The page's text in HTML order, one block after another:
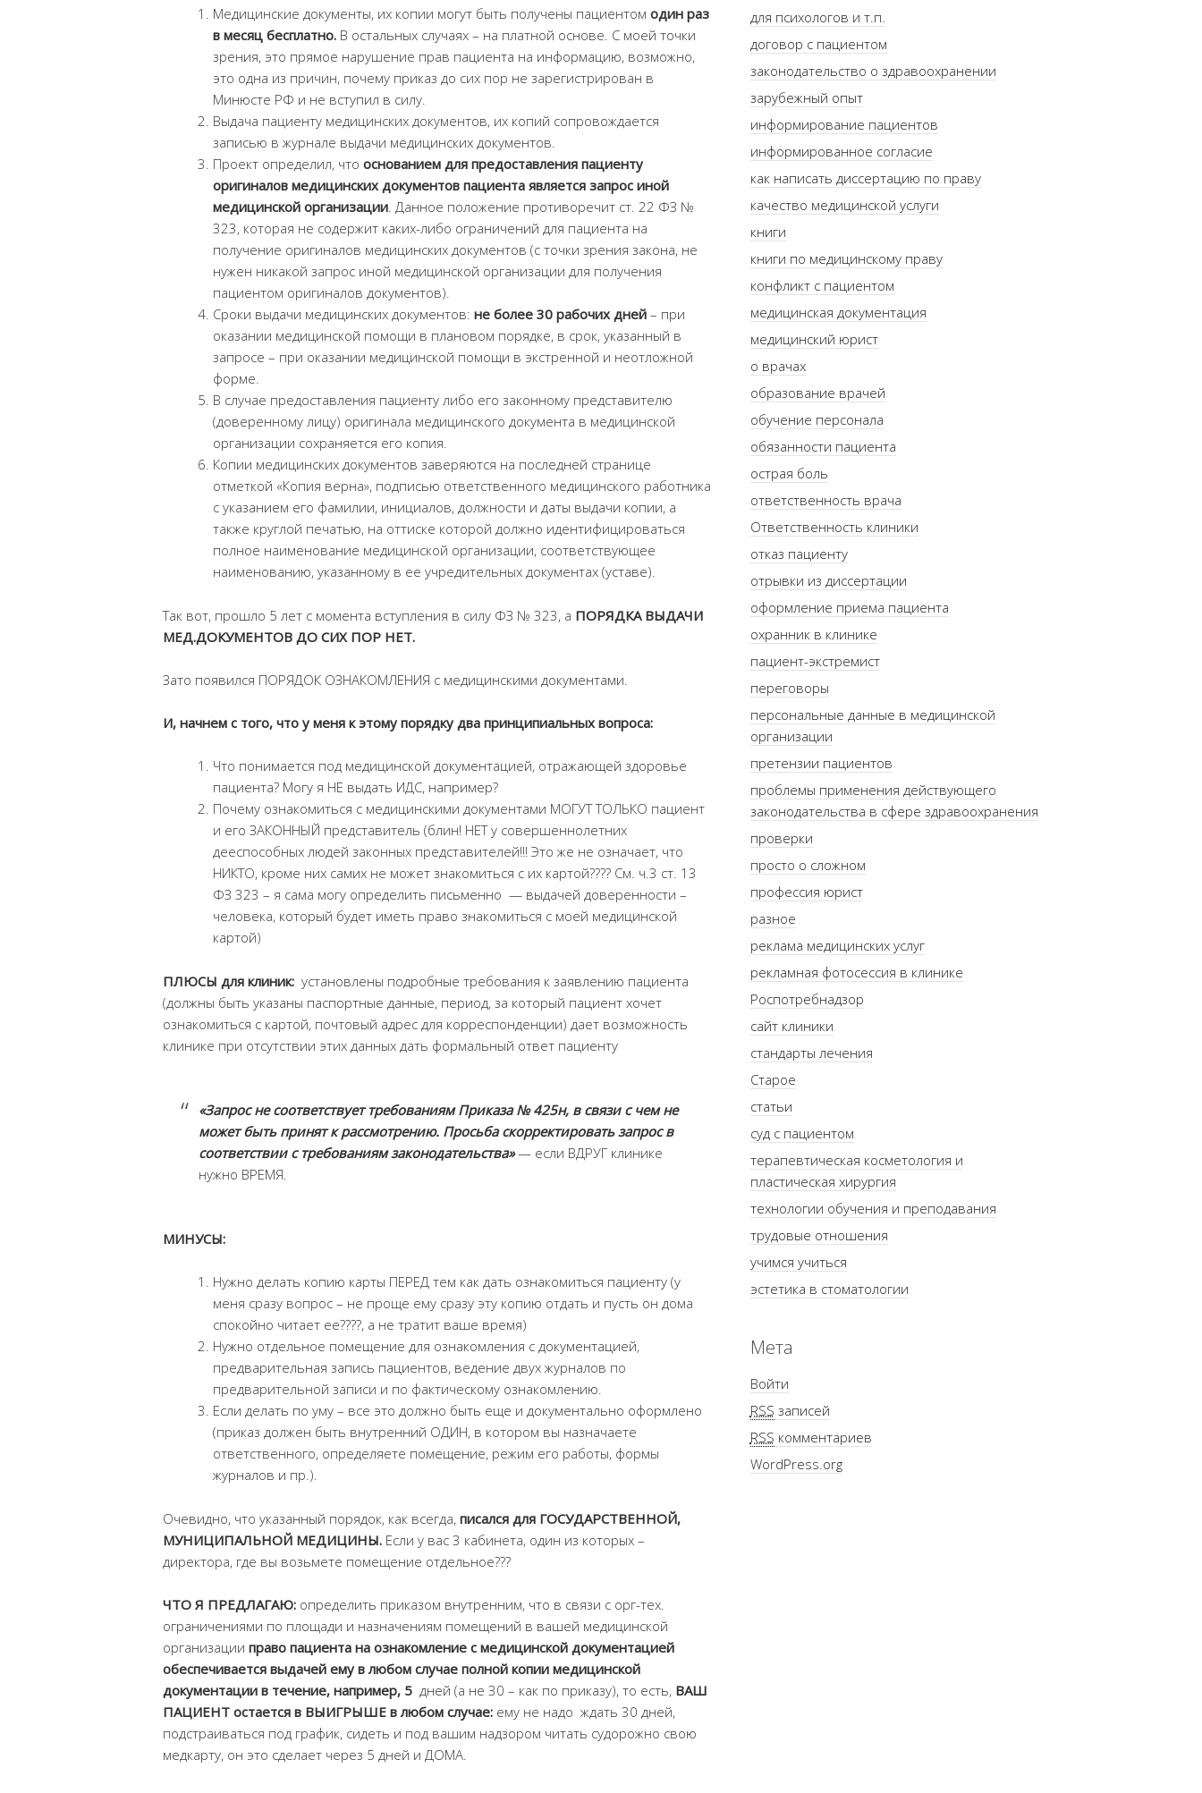
Медицинские документы, их копии могут быть получены пациентом один раз
в месяц бесплатно. В остальных случаях – на платной основе. С моей точки
зрения, это прямое нарушение прав пациента на информацию, возможно,
это одна из причин, почему приказ до сих пор не зарегистрирован в
Минюсте РФ и не вступил в силу.
Выдача пациенту медицинских документов, их копий сопровождается
записью в журнале выдачи медицинских документов.
Проект определил, что основанием для предоставления пациенту
оригиналов медицинских документов пациента является запрос иной
медицинской организации. Данное положение противоречит ст. 22 ФЗ №
323, которая не содержит каких-либо ограничений для пациента на
получение оригиналов медицинских документов (с точки зрения закона, не
нужен никакой запрос иной медицинской организации для получения
пациентом оригиналов документов).
Сроки выдачи медицинских документов: не более 30 рабочих дней – при
оказании медицинской помощи в плановом порядке, в срок, указанный в
запросе – при оказании медицинской помощи в экстренной и неотложной
форме.
В случае предоставления пациенту либо его законному представителю
(доверенному лицу) оригинала медицинского документа в медицинской
организации сохраняется его копия.
Копии медицинских документов заверяются на последней странице
отметкой «Копия верна», подписью ответственного медицинского работника
с указанием его фамилии, инициалов, должности и даты выдачи копии, а
также круглой печатью, на оттиске которой должно идентифицироваться
полное наименование медицинской организации, соответствующее
наименованию, указанному в ее учредительных документах (уставе).
Так вот, прошло 5 лет с момента вступления в силу ФЗ № 323, а ПОРЯДКА ВЫДАЧИ
МЕД.ДОКУМЕНТОВ ДО СИХ ПОР НЕТ.
Зато появился ПОРЯДОК ОЗНАКОМЛЕНИЯ с медицинскими документами.
И, начнем с того, что у меня к этому порядку два принципиальных вопроса:
Что понимается под медицинской документацией, отражающей здоровье
пациента? Могу я НЕ выдать ИДС, например?
Почему ознакомиться с медицинскими документами МОГУТ ТОЛЬКО пациент
и его ЗАКОННЫЙ представитель (блин! НЕТ у совершеннолетних
дееспособных людей законных представителей!!! Это же не означает, что
НИКТО, кроме них самих не может знакомиться с их картой???? См. ч.3 ст. 13
ФЗ 323 – я сама могу определить письменно — выдачей доверенности –
человека, который будет иметь право знакомиться с моей медицинской
картой)
ПЛЮСЫ для клиник: установлены подробные требования к заявлению пациента
(должны быть указаны паспортные данные, период, за который пациент хочет
ознакомиться с картой, почтовый адрес для корреспонденции) дает возможность
клинике при отсутствии этих данных дать формальный ответ пациенту
«Запрос не соответствует требованиям Приказа № 425н, в связи с чем не
может быть принят к рассмотрению. Просьба скорректировать запрос в
соответствии с требованиям законодательства»— если ВДРУГ клинике
нужно ВРЕМЯ.
МИНУСЫ:
Нужно делать копию карты ПЕРЕД тем как дать ознакомиться пациенту (у
меня сразу вопрос – не проще ему сразу эту копию отдать и пусть он дома
спокойно читает ее????, а не тратит ваше время)
Нужно отдельное помещение для ознакомления с документацией,
предварительная запись пациентов, ведение двух журналов по
предварительной записи и по фактическому ознакомлению.
Если делать по уму – все это должно быть еще и документально оформлено
(приказ должен быть внутренний ОДИН, в котором вы назначаете
ответственного, определяете помещение, режим его работы, формы
журналов и пр.).
Очевидно, что указанный порядок, как всегда, писался для ГОСУДАРСТВЕННОЙ,
МУНИЦИПАЛЬНОЙ МЕДИЦИНЫ. Если у вас 3 кабинета, один из которых –
директора, где вы возьмете помещение отдельное???
ЧТО Я ПРЕДЛАГАЮ: определить приказом внутренним, что в связи с орг-тех.
ограничениями по площади и назначениям помещений в вашей медицинской
организации право пациента на ознакомление с медицинской документацией
обеспечивается выдачей ему в любом случае полной копии медицинской
документации в течение, например, 5 дней (а не 30 – как по приказу), то есть, ВАШ
ПАЦИЕНТ остается в ВЫИГРЫШЕ в любом случае: ему не надо ждать 30 дней,
подстраиваться под график, сидеть и под вашим надзором читать судорожно свою
медкарту, он это сделает через 5 дней и ДОМА.
для психологов и т.п.
договор с пациентом
законодательство о здравоохранении
зарубежный опыт
информирование пациентов
информированное согласие
как написать диссертацию по праву
качество медицинской услуги
книги
книги по медицинскому праву
конфликт с пациентом
медицинская документация
медицинский юрист
о врачах
образование врачей
обучение персонала
обязанности пациента
острая боль
ответственность врача
Ответственность клиники
отказ пациенту
отрывки из диссертации
оформление приема пациента
охранник в клинике
пациент-экстремист
переговоры
персональные данные в медицинской
организации
претензии пациентов
проблемы применения действующего
законодательства в сфере здравоохранения
проверки
просто о сложном
профессия юрист
разное
реклама медицинских услуг
рекламная фотосессия в клинике
Роспотребнадзор
сайт клиники
стандарты лечения
Старое
статьи
суд с пациентом
терапевтическая косметология и
пластическая хирургия
технологии обучения и преподавания
трудовые отношения
учимся учиться
эстетика в стоматологии
Мета
Войти
RSS записей
RSS комментариев
WordPress.org